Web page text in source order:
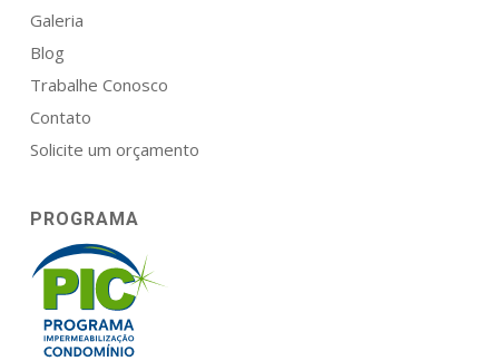
Galeria
Blog
Trabalhe Conosco
Contato
Solicite um orçamento
PROGRAMA